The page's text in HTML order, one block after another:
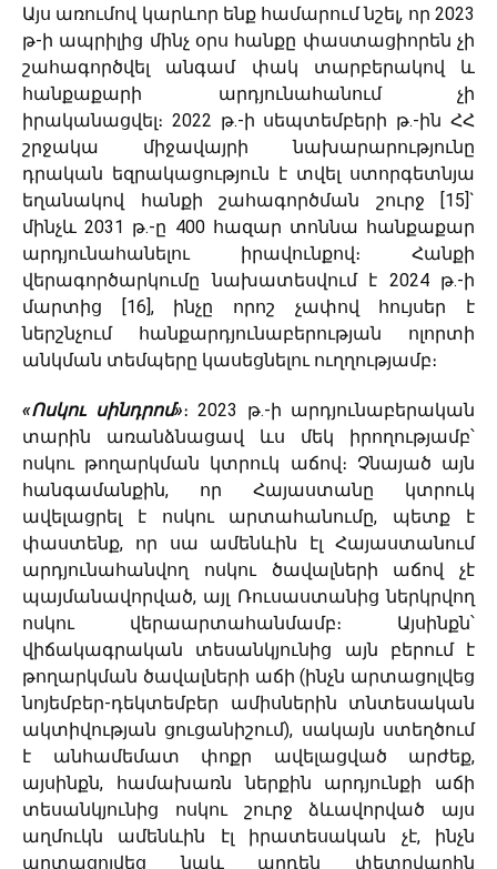
Այս առումով կարևոր ենք համարում նշել, որ 2023
թ-ի ապրիլից մինչ օրս հանքը փաստացիորեն չի
շահագործվել անգամ փակ տարբերակով և
հանքաքարի արդյունահանում չի
իրականացվել։ 2022 թ.-ի սեպտեմբերի թ․-ին ՀՀ
շրջակա միջավայրի նախարարությունը
դրական եզրակացություն է տվել ստորգետնյա
եղանակով հանքի շահագործման շուրջ [15]`
մինչև 2031 թ.-ը 400 հազար տոննա հանքաքար
արդյունահանելու իրավունքով։ Հանքի
վերագործարկումը նախատեսվում է 2024 թ.-ի
մարտից [16], ինչը որոշ չափով հույսեր է
ներշնչում հանքարդյունաբերության ոլորտի
անկման տեմպերը կասեցնելու ուղղությամբ։
«Ոսկու սինդրոմ»։ 2023 թ․-ի արդյունաբերական
տարին առանձնացավ ևս մեկ իրողությամբ՝
ոսկու թողարկման կտրուկ աճով։ Չնայած այն
հանգամանքին, որ Հայաստանը կտրուկ
ավելացրել է ոսկու արտահանումը, պետք է
փաստենք, որ սա ամենևին էլ Հայաստանում
արդյունահանվող ոսկու ծավալների աճով չէ
պայմանավորված, այլ Ռուսաստանից ներկրվող
ոսկու վերաարտահանմամբ։ Այսինքն՝
վիճակագրական տեսանկյունից այն բերում է
թողարկման ծավալների աճի (ինչն արտացոլվեց
նոյեմբեր-դեկտեմբեր ամիսներին տնտեսական
ակտիվության ցուցանիշում), սակայն ստեղծում
է անհամեմատ փոքր ավելացված արժեք,
այսինքն, համախառն ներքին արդյունքի աճի
տեսանկյունից ոսկու շուրջ ձևավորված այս
աղմուկն ամենևին էլ իրատեսական չէ, ինչն
արտացոլվեց նաև արդեն փետրվարին